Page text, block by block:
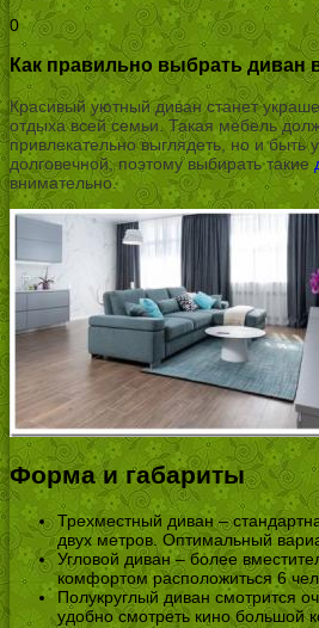
0
Как правильно выбрать диван
Красивый уютный диван станет
отдыха всей семьи. Такая мебель
привлекательно выглядеть, но и быть
долговечной, поэтому выбирать такие
внимательно.
Форма и габариты
Трехместный диван –
двух метров. Оптимальный
Угловой диван – более
комфортом расположиться 6
Полукруглый диван смотрится
удобно смотреть кино большой